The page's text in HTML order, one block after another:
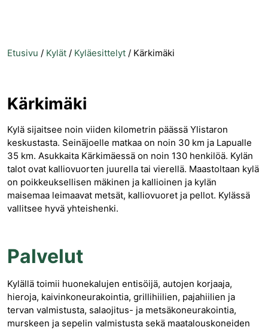
Etusivu / Kylät / Kyläesittelyt / Kärkimäki
Kärkimäki
Kylä sijaitsee noin viiden kilometrin päässä Ylistaron
keskustasta. Seinäjoelle matkaa on noin 30 km ja Lapualle
35 km. Asukkaita Kärkimäessä on noin 130 henkilöä. Kylän
talot ovat kalliovuorten juurella tai vierellä. Maastoltaan kylä
on poikkeuksellisen mäkinen ja kallioinen ja kylän
maisemaa leimaavat metsät, kalliovuoret ja pellot. Kylässä
vallitsee hyvä yhteishenki.
Palvelut
Kylällä toimii huonekalujen entisöijä, autojen korjaaja,
hieroja, kaivinkoneurakointia, grillihiilien, pajahiilien ja
tervan valmistusta, salaojitus- ja metsäkoneurakointia,
murskeen ja sepelin valmistusta sekä maatalouskoneiden